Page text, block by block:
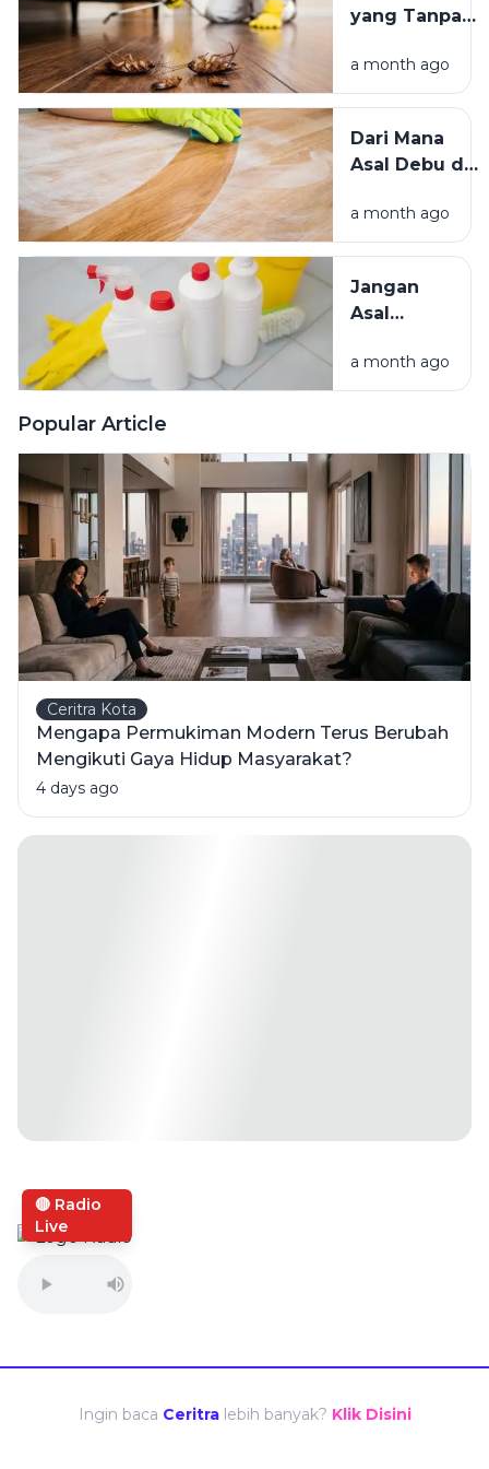
Lebih
yang Tanpa
Mengundang
Kecoak,
Hama
Lainnya Ke
a month ago
Dari Mana
Asal Debu di
Kenali
Penyebab
Mengatasinya
a month ago
Jangan
Asal
Bahan
Pembersih
a month ago
Popular Article
Ceritra Kota
Mengapa Permukiman Modern Terus Berubah
Mengikuti Gaya Hidup Masyarakat?
4 days ago
🔴 Radio
Live
Ingin baca Ceritra lebih banyak? Klik Disini